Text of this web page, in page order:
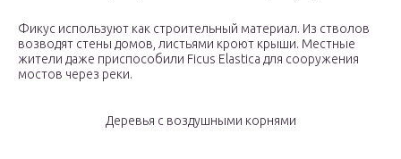
Фикус используют как строительный материал. Из стволов
возводят стены домов, листьями кроют крыши. Местные
жители даже приспособили Ficus Elastica для сооружения
мостов через реки.
Деревья с воздушными корнями